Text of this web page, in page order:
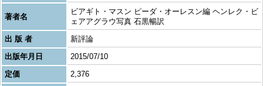
著者名
ビアギト・マスン ピーダ・オーレスン編 ヘンレク・ビ
ェアアグラウ写真 石黒暢訳
出 版 者
新評論
出版年月日
2015/07/10
定価
2,376